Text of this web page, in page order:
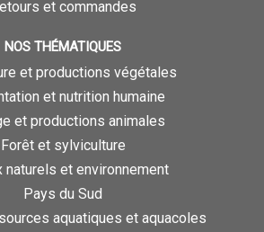
et commandes
NOS THÉMATIQUES
et productions végétales
et nutrition humaine
et productions animales
Forêt et sylviculture
naturels et environnement
Pays du Sud
aquatiques et aquacoles